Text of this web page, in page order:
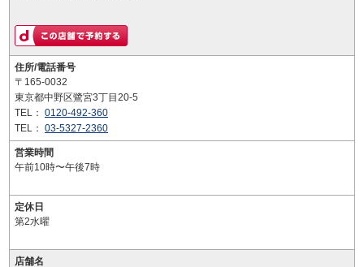
住所/電話番号
〒165-0032
東京都中野区鷺宮3丁目20-5
TEL： 0120-492-360
TEL： 03-5327-2360
営業時間
午前10時〜午後7時
定休日
第2水曜
店舗名